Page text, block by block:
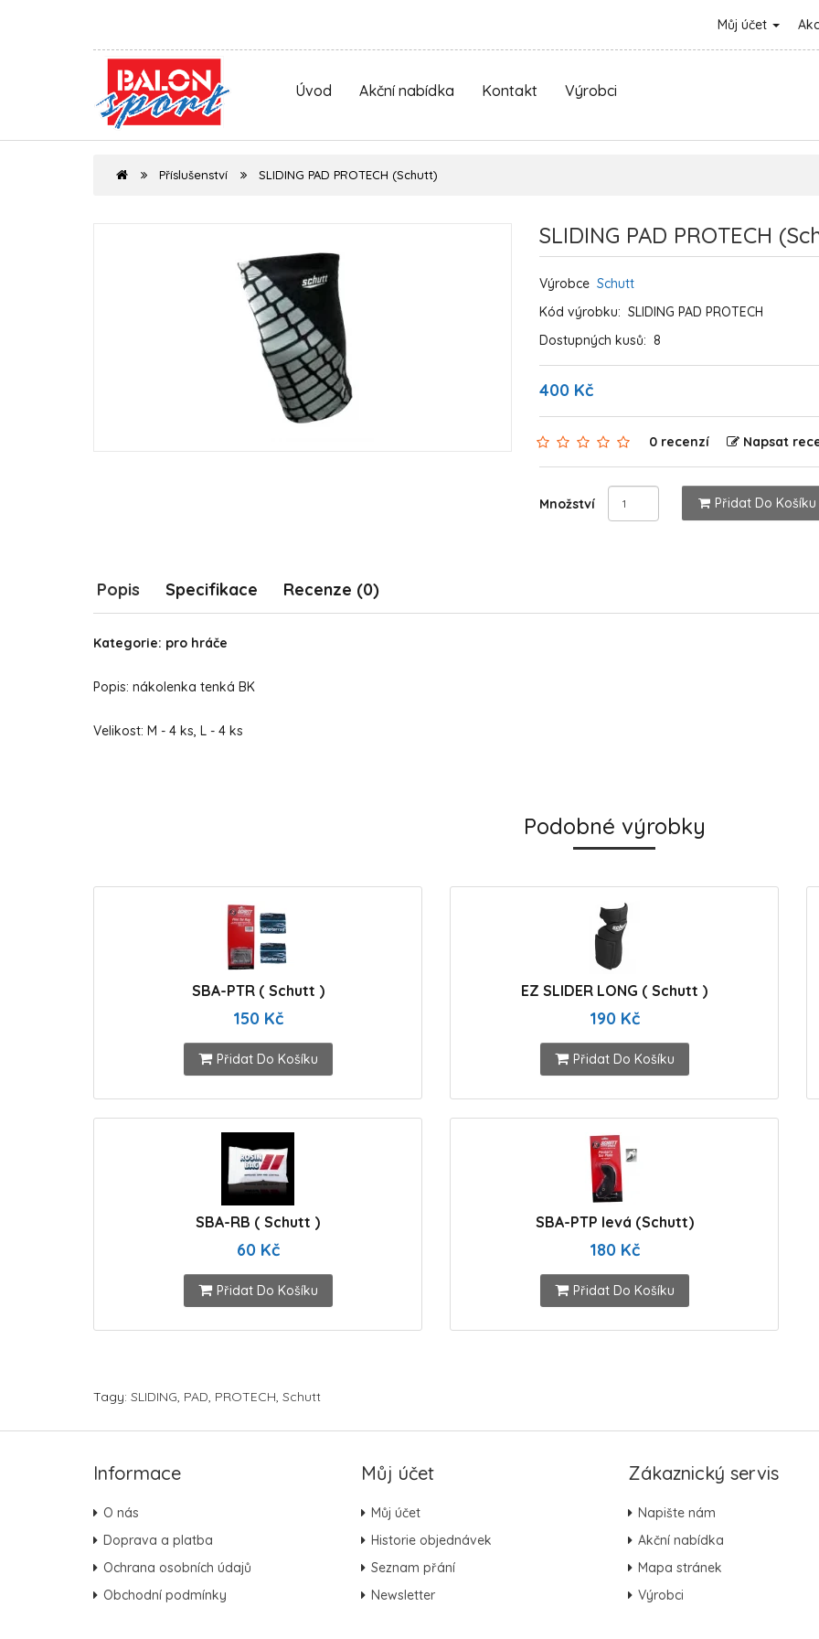
Můj účet
Úvod Akční nabídka Kontakt Výrobci
Příslušenství SLIDING PAD PROTECH (Schutt)
SLIDING PAD PROTECH
Výrobce Schutt
Kód výrobku: SLIDING PAD PROTECH
Dostupných kusů: 8
400 Kč
0 recenzí Napsat
Množství Přidat Do Košíku
Popis Specifikace Recenze (0)
Kategorie: pro hráče
Popis: nákolenka tenká BK
Velikost: M - 4 ks, L - 4 ks
Podobné výrobky
SBA-PTR ( Schutt )
150 Kč
Přidat Do Košíku
EZ SLIDER LONG ( Schutt )
190 Kč
Přidat Do Košíku
SBA-RB ( Schutt )
60 Kč
Přidat Do Košíku
SBA-PTP levá (Schutt)
180 Kč
Přidat Do Košíku
Tagy: SLIDING, PAD, PROTECH, Schutt
Informace
O nás
Doprava a platba
Ochrana osobních údajů
Obchodní podmínky
Můj účet
Můj účet
Historie objednávek
Seznam přání
Newsletter
Zákaznický servis
Napište nám
Akční nabídka
Mapa stránek
Výrobci